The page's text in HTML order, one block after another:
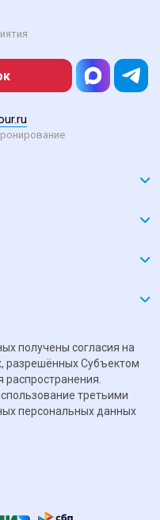
получены согласия на
разрешённых Субъектом
третьими
персональных данных